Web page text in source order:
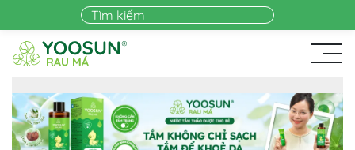
Skip to main content